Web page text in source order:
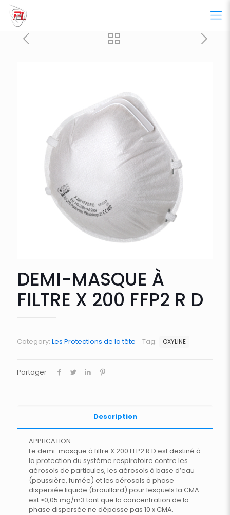
DEMI-MASQUE À
FILTRE X 200 FFP2 R D
Category: Les Protections de la tête Tag: OXYLINE
Partager
Description
APPLICATION
Le demi-masque à filtre X 200 FFP2 R D est destiné à
la protection du système respiratoire contre les
aérosols de particules, les aérosols à base d’eau
(poussière, fumée) et les aérosols à phase
dispersée liquide (brouillard) pour lesquels la CMA
est ≥0,05 mg/m3 tant que la concentration de la
phase dispersée ne dépasse pas 10 x CMA.